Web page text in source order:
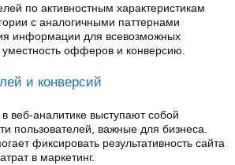
по активностным характеристикам
с аналогичными паттернами
информации для всевозможных
уместность офферов и конверсию.
и конверсий
веб-аналитике выступают собой
пользователей, важные для бизнеса.
фиксировать результативность сайта
в маркетинг.